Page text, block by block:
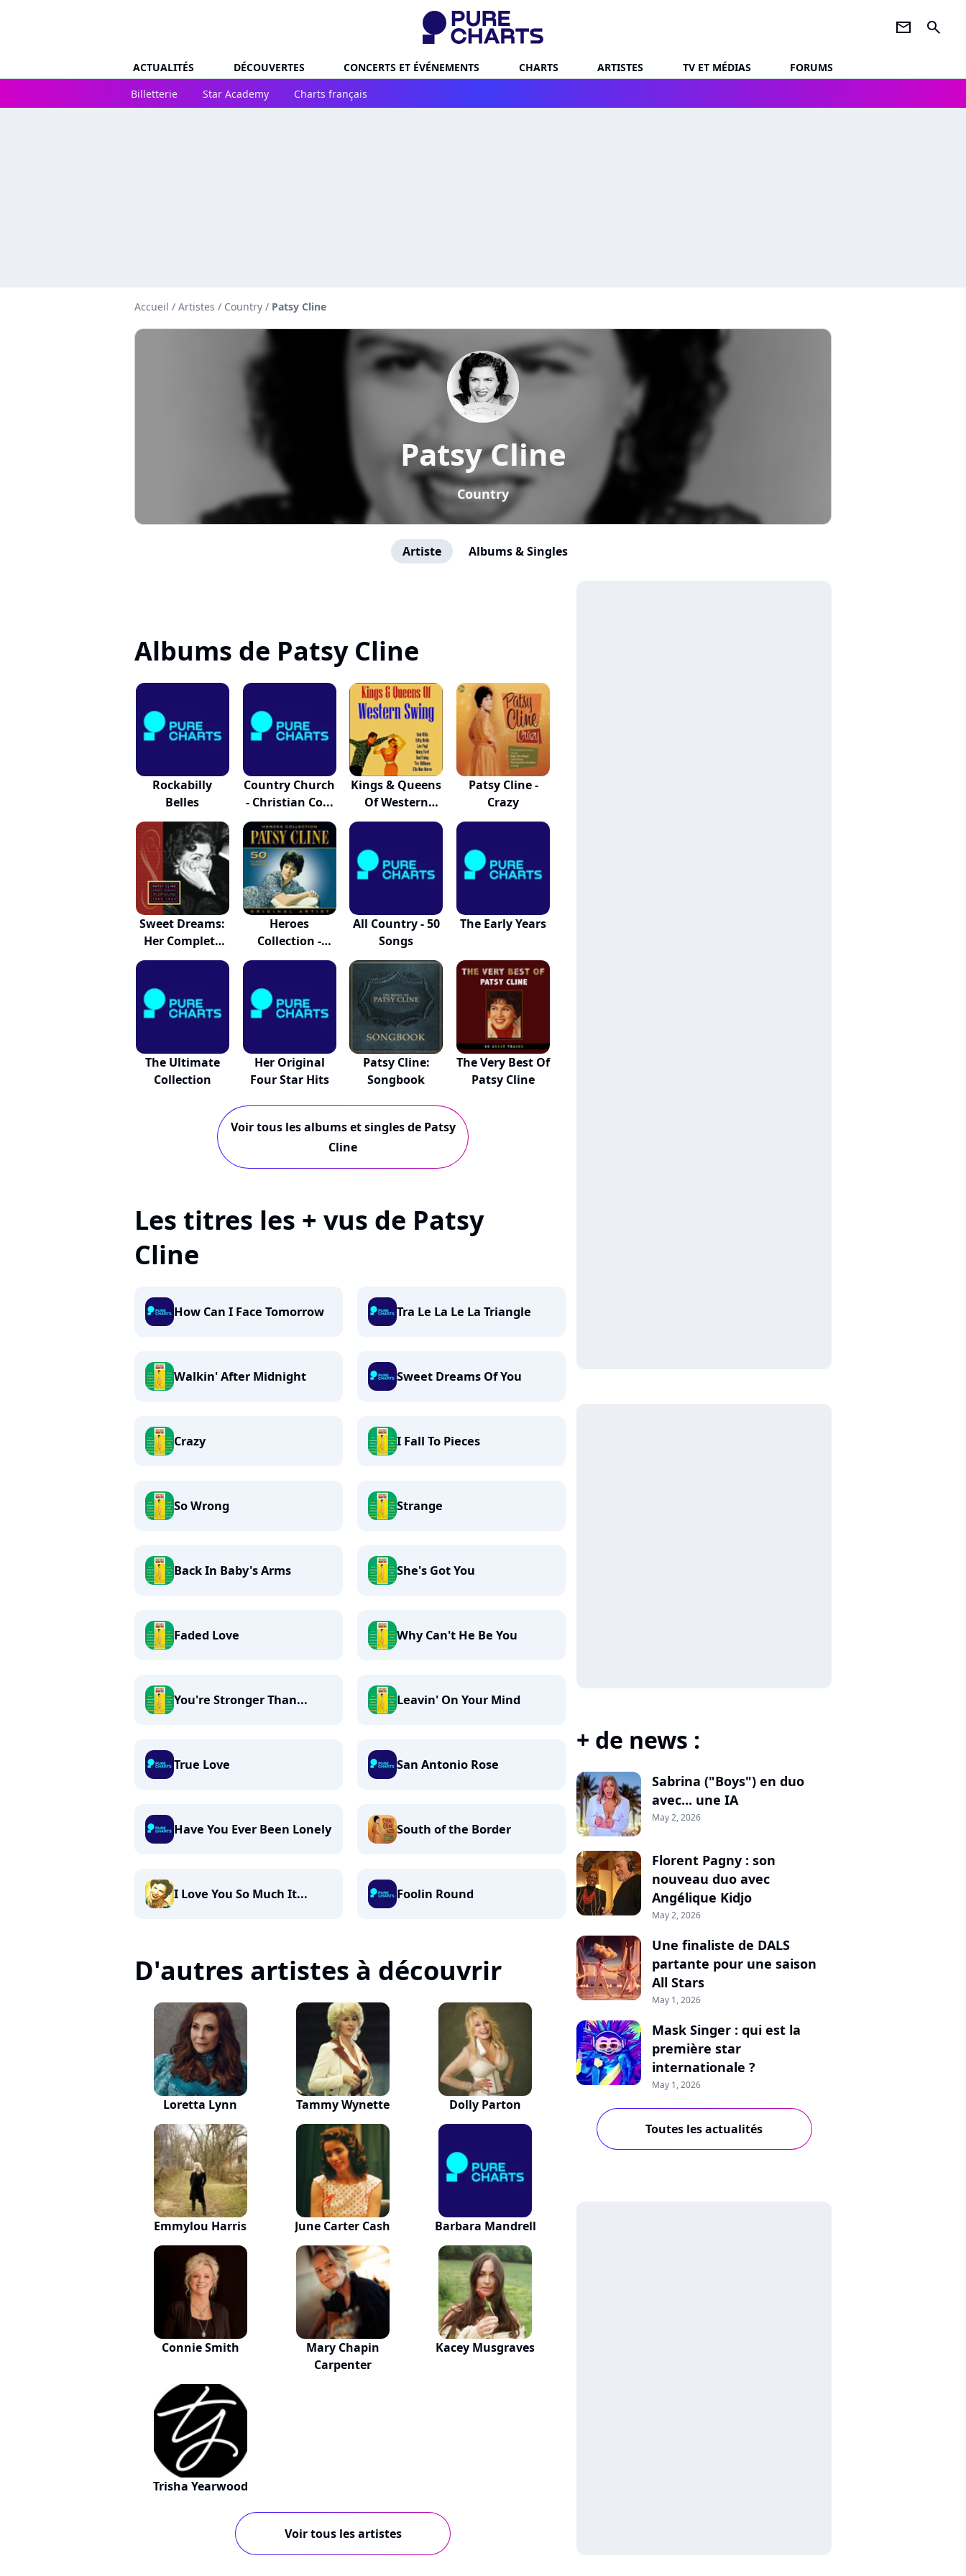
newsletter search
ACTUALITÉS DÉCOUVERTES CONCERTS ET ÉVÉNEMENTS CHARTS ARTISTES TV ET MÉDIAS
FORUMS
Billetterie
Star Academy Charts français
Accueil / Artistes / Country / Patsy Cline
Patsy Cline
Country
Artiste Albums & Singles
Albums de Patsy Cline
Rockabilly
Belles
Country Church
- Christian Co...
Kings & Queens
Of Western
Swing
Patsy Cline -
Crazy
Sweet Dreams:
Her Complete
De...
Heroes
Collection -
Patsy Cline
All Country - 50
Songs
The Early Years
The Ultimate
Collection
Her Original
Four Star Hits
Patsy Cline:
Songbook
The Very Best Of
Patsy Cline
Voir tous les albums et singles de Patsy
Cline
Les titres les + vus de Patsy
Cline
How Can I Face Tomorrow Tra Le La Le La Triangle
Walkin' After Midnight Sweet Dreams Of You
Crazy I Fall To Pieces
So Wrong Strange
Back In Baby's Arms She's Got You
Faded Love Why Can't He Be You
You're Stronger Than... Leavin' On Your Mind
True Love San Antonio Rose
Have You Ever Been Lonely South of the Border
I Love You So Much It... Foolin Round
D'autres artistes à découvrir
Loretta Lynn Tammy Wynette Dolly Parton
Emmylou Harris June Carter Cash Barbara Mandrell
Connie Smith
Mary Chapin
Carpenter
Kacey Musgraves
Trisha Yearwood
Voir tous les artistes
+ de news :
Sabrina ("Boys") en duo
avec... une IA
May 2, 2026
Florent Pagny : son
nouveau duo avec
Angélique Kidjo
May 2, 2026
Une finaliste de DALS
partante pour une saison
All Stars
May 1, 2026
Mask Singer : qui est la
première star
internationale ?
May 1, 2026
Toutes les actualités